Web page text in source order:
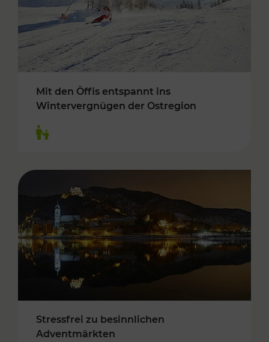
Mit den Öffis entspannt ins
Wintervergnügen der Ostregion
Stressfrei zu besinnlichen
Adventmärkten